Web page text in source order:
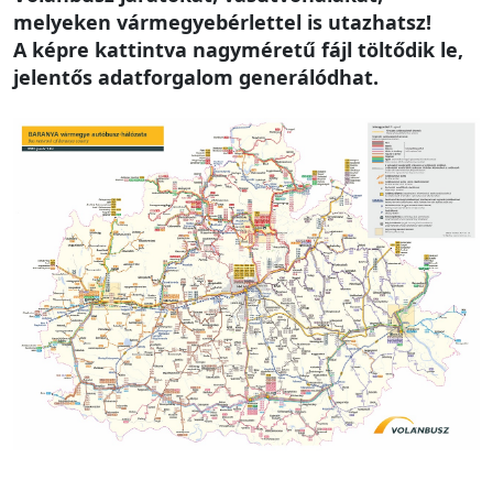
melyeken vármegyebérlettel is utazhatsz!
A képre kattintva nagyméretű fájl töltődik le,
jelentős adatforgalom generálódhat.
Image